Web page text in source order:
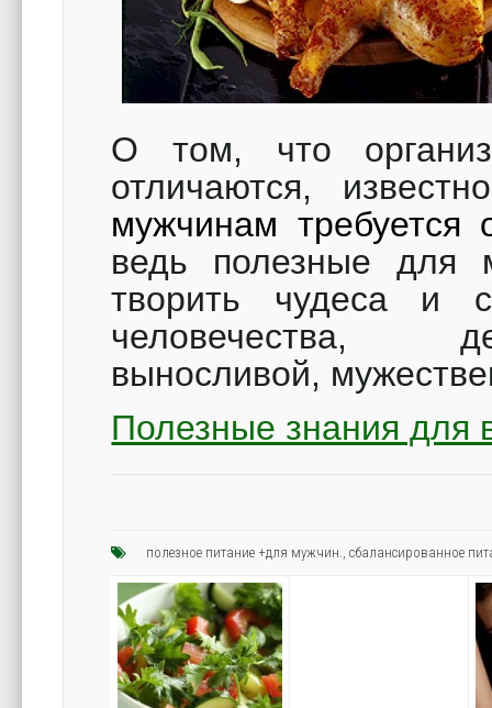
О том, что
отличаются,
мужчинам требуется
ведь полезные для
творить чудеса и
человечества,
выносливой,
Полезные знания для
полезное питание +для мужчин. ,сбалансированное